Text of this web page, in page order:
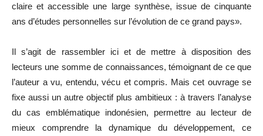
claire et accessible une large synthèse, issue de cinquante
ans d’études personnelles sur l’évolution de ce grand pays».
Il s’agit de rassembler ici et de mettre à disposition des
lecteurs une somme de connaissances, témoignant de ce que
l’auteur a vu, entendu, vécu et compris. Mais cet ouvrage se
fixe aussi un autre objectif plus ambitieux : à travers l’analyse
du cas emblématique indonésien, permettre au lecteur de
mieux comprendre la dynamique du développement, ce